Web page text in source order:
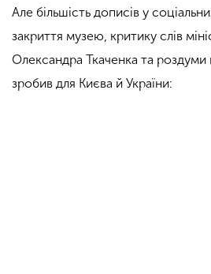
Але більшість дописів у
закриття музею, критику слів
Олександра Ткаченка та
зробив для Києва й України: